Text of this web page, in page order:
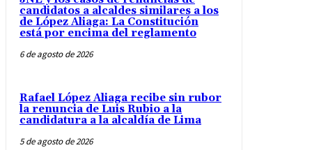
candidatos a alcaldes similares a los
de López Aliaga: La Constitución
está por encima del reglamento
6 de agosto de 2026
Rafael López Aliaga recibe sin rubor
la renuncia de Luis Rubio a la
candidatura a la alcaldía de Lima
5 de agosto de 2026